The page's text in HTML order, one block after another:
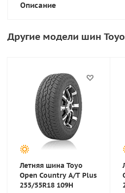
Описание
Другие модели шин Toyo
Летняя шина Toyo
Open Country A/T Plus
255/55R18 109H